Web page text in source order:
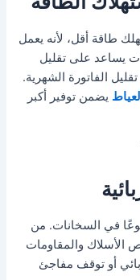
طاقة أقل، لأنه يعمل
يساعد على تقليل
الفاتورة الشهرية.
يضمن توفير أكبر
في السخانات. من
الأسلاك والمقاومات
أو توقف مفاجئ